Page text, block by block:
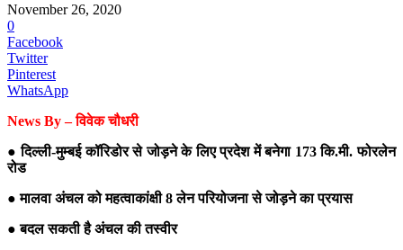
November 26, 2020
0
Facebook
Twitter
Pinterest
WhatsApp
News By – विवेक चौधरी
● दिल्ली-मुम्बई कॉरिडोर से जोड़ने के लिए प्रदेश में बनेगा 173 कि.मी. फोरलेन
रोड
● मालवा अंचल को महत्वाकांक्षी 8 लेन परियोजना से जोड़ने का प्रयास
● बदल सकती है अंचल की तस्वीर